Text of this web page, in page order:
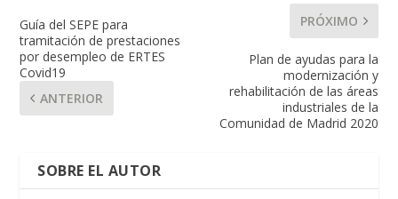
Guía del SEPE para
tramitación de prestaciones
por desempleo de ERTES
Covid19
ANTERIOR
PRÓXIMO
Plan de ayudas para la
modernización y
rehabilitación de las áreas
industriales de la
Comunidad de Madrid 2020
SOBRE EL AUTOR